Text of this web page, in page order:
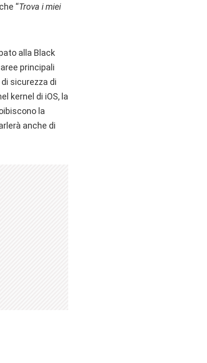
“Trova i miei
alla Black
principali
sicurezza di
kernel di iOS, la
la
anche di